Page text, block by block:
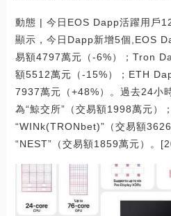
動態 | 今日EOS Dapp活躍用戶
顯示，今日Dapp新增5個,EOS
易額4797萬元（-6%）；Tron
額5512萬元（-15%）；ETH
7937萬元（+48%）。過去24小
為“鯨交所”（交易額1998萬元）
“WINk(TRONbet)”（交易額
“NEST”（交易額1859萬元）。